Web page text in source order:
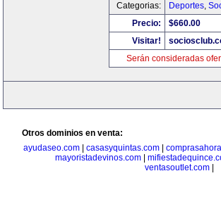
Categorias:
Deportes,
Precio:
$660.00
Visitar!
Serán consideradas
Otros dominios en venta:
ayudaseo.com
casasyquintas.com
mayoristadevinos.com
ventasoutlet.com